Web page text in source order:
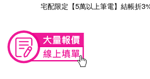
宅配限定【5萬以上筆電】結帳折